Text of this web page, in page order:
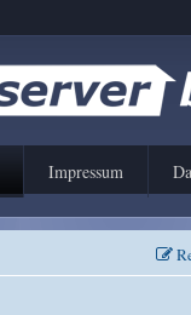
Impressum